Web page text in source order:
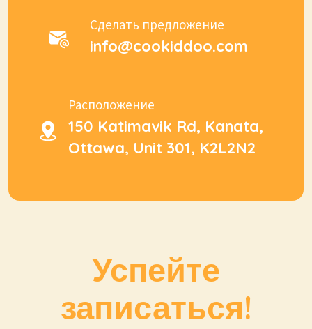
Сделать предложение
info@cookiddoo.com
Расположение
150 Katimavik Rd, Kanata,
Ottawa, Unit 301, K2L2N2
Успейте
записаться!